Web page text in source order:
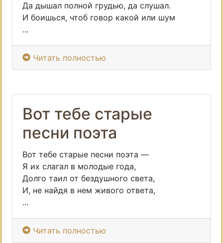
Да дышал полной грудью, да слушал.
И боишься, чтоб говор какой или шум
...
Читать полностью
Вот тебе старые
песни поэта
Вот тебе старые песни поэта —
Я их слагал в молодые года,
Долго таил от бездушного света,
И, не найдя в нем живого ответа,
...
Читать полностью